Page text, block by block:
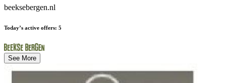
beeksebergen.nl
Today’s active offers: 5
See More